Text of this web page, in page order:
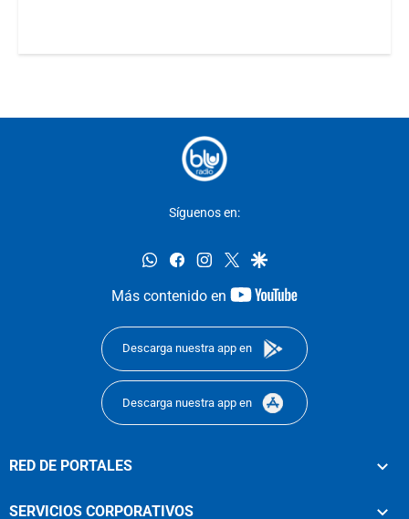
Síguenos en:
whatsappfacebookinstagram
twittergoogle
Más contenido en
youtube-
Descarga nuestra app en
Descarga nuestra app en
RED DE PORTALES
SERVICIOS CORPORATIVOS